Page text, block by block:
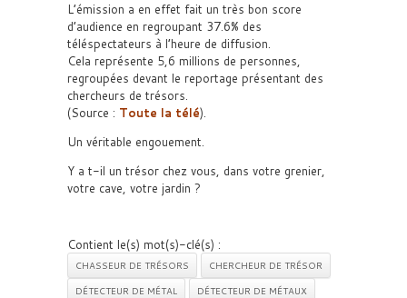
L’émission a en effet fait un très bon score
d’audience en regroupant 37.6% des
téléspectateurs à l’heure de diffusion.
Cela représente 5,6 millions de personnes,
regroupées devant le reportage présentant des
chercheurs de trésors.
(Source : Toute la télé).
Un véritable engouement.
Y a t-il un trésor chez vous, dans votre grenier,
votre cave, votre jardin ?
Contient le(s) mot(s)-clé(s) :
CHASSEUR DE TRÉSORS
CHERCHEUR DE TRÉSOR
DÉTECTEUR DE MÉTAL
DÉTECTEUR DE MÉTAUX